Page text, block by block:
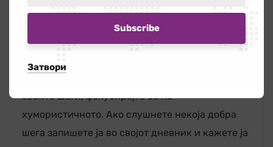
велат дека не ги кажуваат затоа што сметаат
дека не знаат добро да ги кажуваат и затоа ги
своите шеги, фокусирајте се на
хумористичното. Ако слушнете некоја добра
шега запишете ја во својот дневник и кажете ја
Затвори